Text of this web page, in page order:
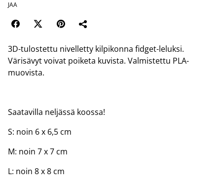
JAA
3D-tulostettu nivelletty kilpikonna fidget-leluksi.
Värisävyt voivat poiketa kuvista. Valmistettu PLA-
muovista.
Saatavilla neljässä koossa!
S: noin 6 x 6,5 cm
M: noin 7 x 7 cm
L: noin 8 x 8 cm